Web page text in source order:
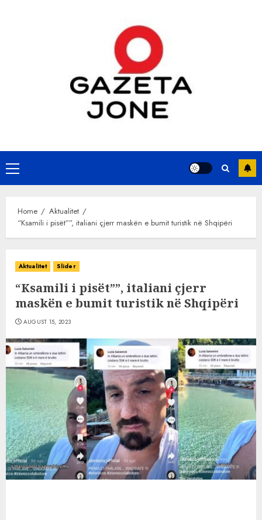
Primary
Menu
Home
Aktualitet
“Ksamili i pisët””, italiani çjerr maskën e bumit turistik në Shqipëri
Aktualitet Slider
“Ksamili i pisët””, italiani çjerr
maskën e bumit turistik në Shqipëri
AUGUST 15, 2023